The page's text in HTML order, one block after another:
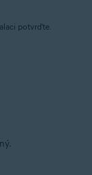
potvrďte.